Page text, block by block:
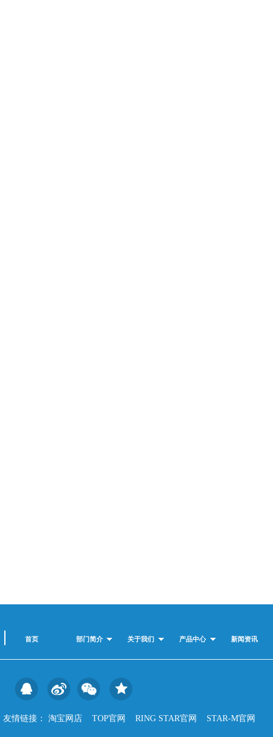
友情链接： 淘宝网店 TOP官网 RING STAR官网 STAR-M官网
首页 部门简介 关于我们 产品中心 新闻资讯